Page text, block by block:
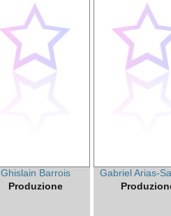
Ghislain Barrois
Produzione
Gabriel Arias-